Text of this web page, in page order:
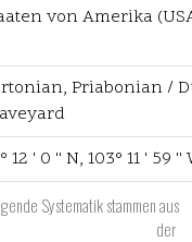
von Amerika
Priabonian /
12 ' 0 '' N, 103° 11 ' 59 ''
Systematik stammen aus
der